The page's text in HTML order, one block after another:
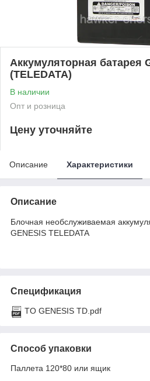
Аккумуляторная батарея
(TELEDATA)
В наличии
Опт и розница
Цену уточняйте
Описание Характеристики
Описание
Блочная необслуживаемая
GENESIS TELEDATA
Спецификация
TO GENESIS TD.pdf
Способ упаковки
Паллета 120*80 или ящик